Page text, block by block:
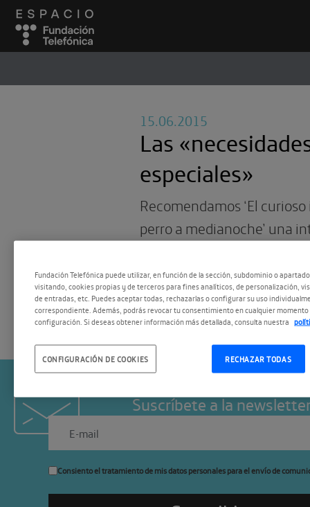
15.06.2015
Las
especiales»
Recomendamos ‘El
perro a medianoche’ una
desde la ficción.
Suscríbete a la
Consiento el tratamiento de mis datos personales para el envío de
Fundación Telefónica puede utilizar, en función de la sección, subdominio o
visitando, cookies propias y de terceros para fines analíticos, de personalización,
de entradas, etc. Puedes aceptar todas, rechazarlas o configurar su uso
correspondiente. Además, podrás revocar tu consentimiento en cualquier momento
configuración. Si deseas obtener información más detallada, consulta nuestra
RECHAZAR TODAS
CONFIGURACIÓN DE COOKIES